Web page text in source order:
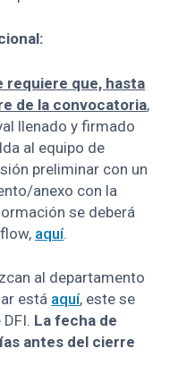
requiere que, hasta
de la convocatoria,
llenado y firmado
al equipo de
preliminar con un
anexo con la
se deberá
aquí.
al departamento
está aquí, este se
La fecha de
antes del cierre